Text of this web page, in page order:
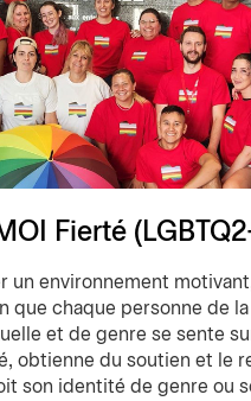
Fierté
un environnement
que chaque personne de la
et de genre se sente
obtienne du soutien et le
son identité de genre ou